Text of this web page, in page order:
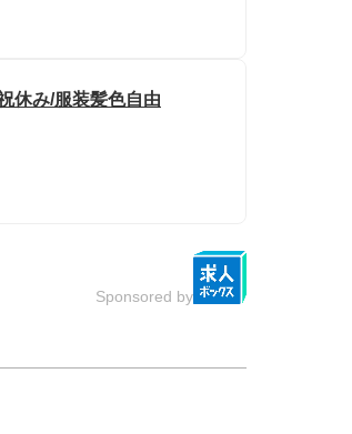
休み/服装髪色自由
Sponsored by